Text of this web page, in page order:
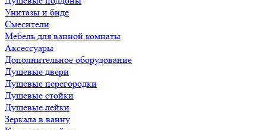
Унитазы и биде
Смесители
Мебель для ванной комнаты
Аксессуары
Дополнительное оборудование
Душевые двери
Душевые перегородки
Душевые стойки
Душевые лейки
Зеркала в ванну